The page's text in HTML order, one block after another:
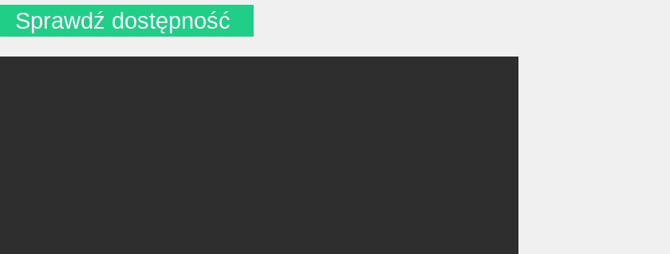
Sprawdź dostępność